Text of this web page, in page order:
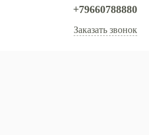
+79660788880
Заказать звонок